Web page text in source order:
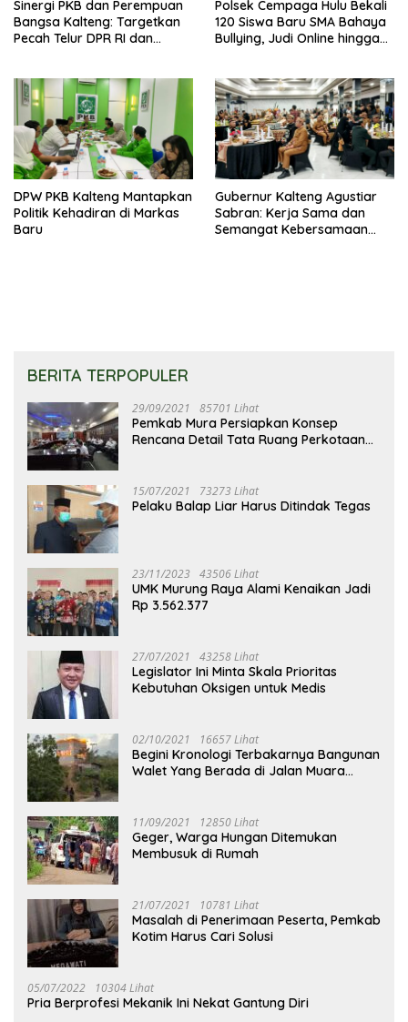
Sinergi PKB dan Perempuan
Bangsa Kalteng: Targetkan
Pecah Telur DPR RI dan
Polsek Cempaga Hulu Bekali
120 Siswa Baru SMA Bahaya
Bullying, Judi Online hingga
DPW PKB Kalteng Mantapkan
Politik Kehadiran di Markas
Baru
Gubernur Kalteng Agustiar
Sabran: Kerja Sama dan
Semangat Kebersamaan
BERITA TERPOPULER
29/09/2021 85701 Lihat
Pemkab Mura Persiapkan Konsep
Rencana Detail Tata Ruang Perkotaan
15/07/2021 73273 Lihat
Pelaku Balap Liar Harus Ditindak Tegas
23/11/2023 43506 Lihat
UMK Murung Raya Alami Kenaikan Jadi
Rp 3.562.377
27/07/2021 43258 Lihat
Legislator Ini Minta Skala Prioritas
Kebutuhan Oksigen untuk Medis
02/10/2021 16657 Lihat
Begini Kronologi Terbakarnya Bangunan
Walet Yang Berada di Jalan Muara
11/09/2021 12850 Lihat
Geger, Warga Hungan Ditemukan
Membusuk di Rumah
21/07/2021 10781 Lihat
Masalah di Penerimaan Peserta, Pemkab
Kotim Harus Cari Solusi
05/07/2022 10304 Lihat
Pria Berprofesi Mekanik Ini Nekat Gantung Diri